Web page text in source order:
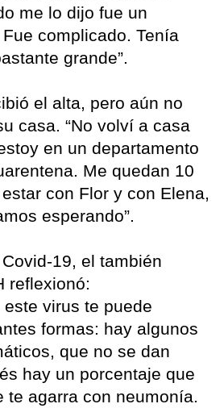
me lo dijo fue un
complicado. Tenía
grande”.
el alta, pero aún no
casa. “No volví a casa
en un departamento
Me quedan 10
con Flor y con Elena,
esperando”.
19, el también
reflexionó:
este virus te puede
formas: hay algunos
que no se dan
hay un porcentaje que
te agarra con neumonía.